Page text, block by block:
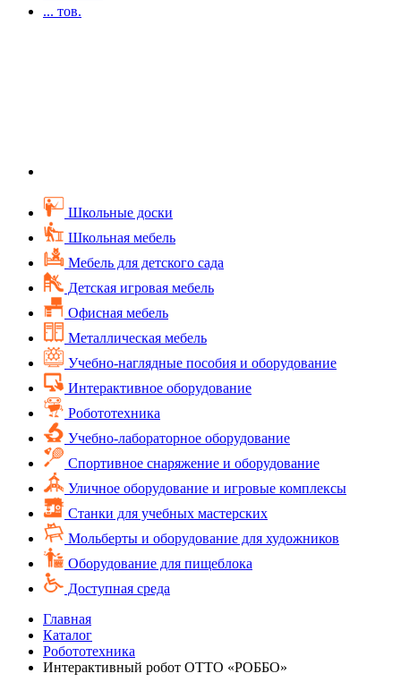
... тов.
Школьные доски
Школьная мебель
Мебель для детского сада
Детская игровая мебель
Офисная мебель
Металлическая мебель
Учебно-наглядные пособия и оборудование
Интерактивное оборудование
Робототехника
Учебно-лабораторное оборудование
Спортивное снаряжение и оборудование
Уличное оборудование и игровые комплексы
Cтанки для учебных мастерских
Мольберты и оборудование для художников
Оборудование для пищеблока
Доступная среда
Главная
Каталог
Робототехника
Интерактивный робот ОТТО «РОББО»